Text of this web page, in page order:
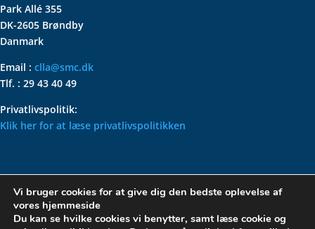
Park Allé 355
DK-2605 Brøndby
Danmark
Email : clla@smc.dk
Tlf. : 29 43 40 49
Privatlivspolitik:
Klik her for at læse privatlivspolitikken
VOLKSWAGEN CLASSIC
PARTS – HOLDER DIN
KLASSISKE VOLKSWAGEN I
Vi bruger cookies for at give dig den bedste oplevelse af
vores hjemmeside
Du kan se hvilke cookies vi benytter, samt læse cookie og